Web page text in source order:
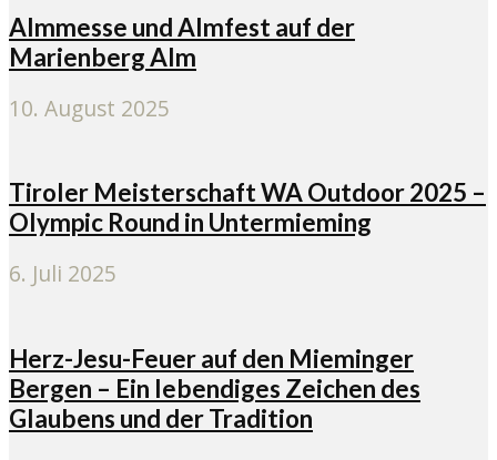
Almmesse und Almfest auf der
Marienberg Alm
10. August 2025
Tiroler Meisterschaft WA Outdoor 2025 –
Olympic Round in Untermieming
6. Juli 2025
Herz-Jesu-Feuer auf den Mieminger
Bergen – Ein lebendiges Zeichen des
Glaubens und der Tradition